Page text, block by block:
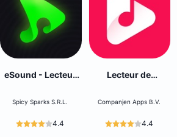
eSound - Lecteur
Spicy Sparks S.R.L.
4.4
Lecteur de
Companjen Apps B.V.
4.4